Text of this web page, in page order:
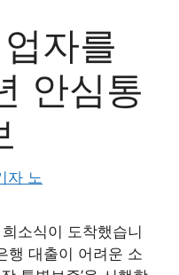
자를
안심통
자 노
소식이 도착했습니
행 대출이 어려운 소